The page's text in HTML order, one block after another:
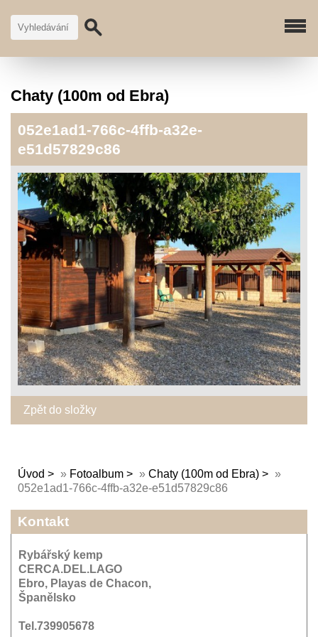
Chaty (100m od Ebra)
052e1ad1-766c-4ffb-a32e-
e51d57829c86
Zpět do složky
Úvod » Fotoalbum » Chaty (100m od Ebra)
»
052e1ad1-766c-4ffb-a32e-e51d57829c86
Kontakt
Rybářský kemp
CERCA.DEL.LAGO
Ebro, Playas de Chacon,
Španělsko
Tel.739905678